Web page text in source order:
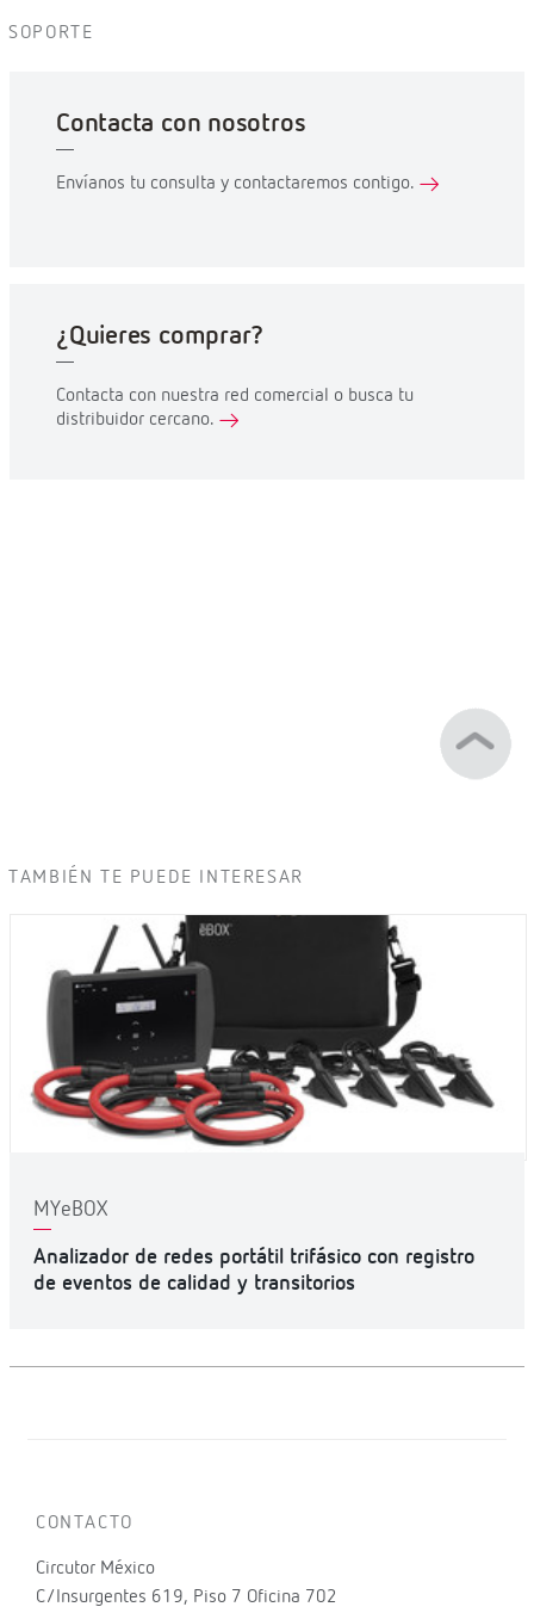
SOPORTE
Contacta con nosotros
Envíanos tu consulta y contactaremos contigo.
¿Quieres comprar?
Contacta con nuestra red comercial o busca tu
distribuidor cercano.
TAMBIÉN TE PUEDE INTERESAR
MYeBOX
Analizador de redes portátil trifásico con registro
de eventos de calidad y transitorios
CONTACTO
Circutor México
C/Insurgentes 619, Piso 7 Oficina 702